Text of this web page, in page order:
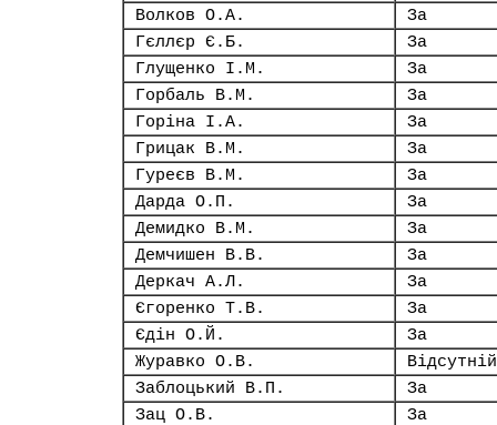
Волков О.А.
За
Гєллєр Є.Б.
За
Глущенко І.М.
За
Горбаль В.М.
За
Горіна І.А.
За
Грицак В.М.
За
Гуреєв В.М.
За
Дарда О.П.
За
Демидко В.М.
За
Демчишен В.В.
За
Деркач А.Л.
За
Єгоренко Т.В.
За
Єдін О.Й.
За
Журавко О.В.
Відсутній
Заблоцький В.П.
За
Зац О.В.
За